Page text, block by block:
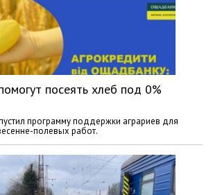
посеять хлеб под 0%
программу поддержки аграриев для
полевых работ.